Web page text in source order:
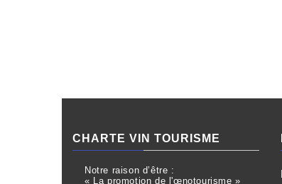
CHARTE VIN TOURISME
Notre raison d’être :
« La promotion de l'œnotourisme »